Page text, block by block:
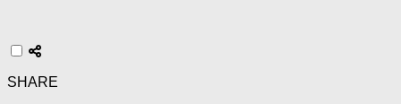
SHARE